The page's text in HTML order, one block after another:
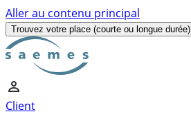
Aller au contenu principal
Trouvez votre place (courte ou longue durée)
Client